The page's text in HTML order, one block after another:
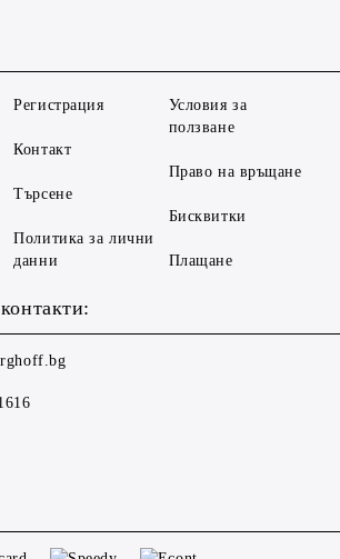
Регистрация
Контакт
Търсене
Политика за лични
данни
Условия за
ползване
Право на връщане
Бисквитки
Плащане